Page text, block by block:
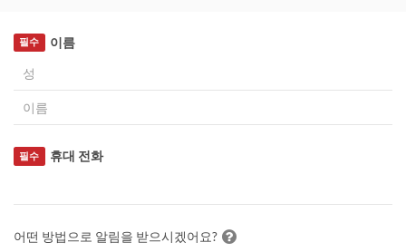
이름
필수
휴대 전화
필수
어떤 방법으로 알림을 받으시겠어요?